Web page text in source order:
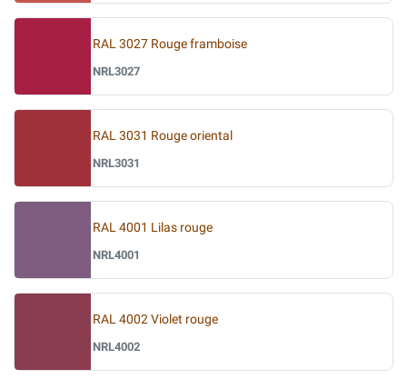
RAL 3027 Rouge framboise
NRL3027
RAL 3031 Rouge oriental
NRL3031
RAL 4001 Lilas rouge
NRL4001
RAL 4002 Violet rouge
NRL4002